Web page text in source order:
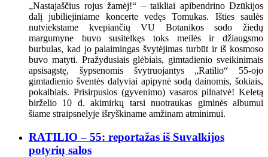
„Nastajaščius rojus žamėj!“ – taikliai apibendrino Dzūkijos
dalį jubiliejiniame koncerte vedęs Tomukas. Išties saulės
nutviekstame kvepiančių VU Botanikos sodo žiedų
margumyne buvo susitelkęs toks meilės ir džiaugsmo
burbulas, kad jo palaimingas švytėjimas turbūt ir iš kosmoso
buvo matyti. Pražydusiais glėbiais, gimtadienio sveikinimais
apsisagstę, šypsenomis švytruojantys „Ratilio“ 55-ojo
gimtadienio šventės dalyviai apipynė sodą dainomis, šokiais,
pokalbiais. Prisirpusios (gyvenimo) vasaros pilnatvė! Keletą
birželio 10 d. akimirkų tarsi nuotraukas giminės albumui
šiame straipsnelyje išryškiname amžinam atminimui.
RATILIO – 55: reportažas iš Suvalkijos
potyrių salos